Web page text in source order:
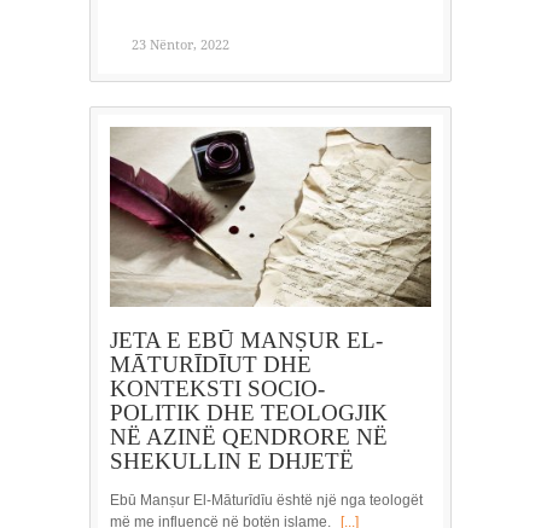
23 Nëntor, 2022
JETA E EBŪ MANṢUR EL-
MĀTURĪDĪUT DHE
KONTEKSTI SOCIO-
POLITIK DHE TEOLOGJIK
NË AZINË QENDRORE NË
SHEKULLIN E DHJETË
Ebū Manṣur El-Māturīdīu është një nga teologët
më me influencë në botën islame.
[...]